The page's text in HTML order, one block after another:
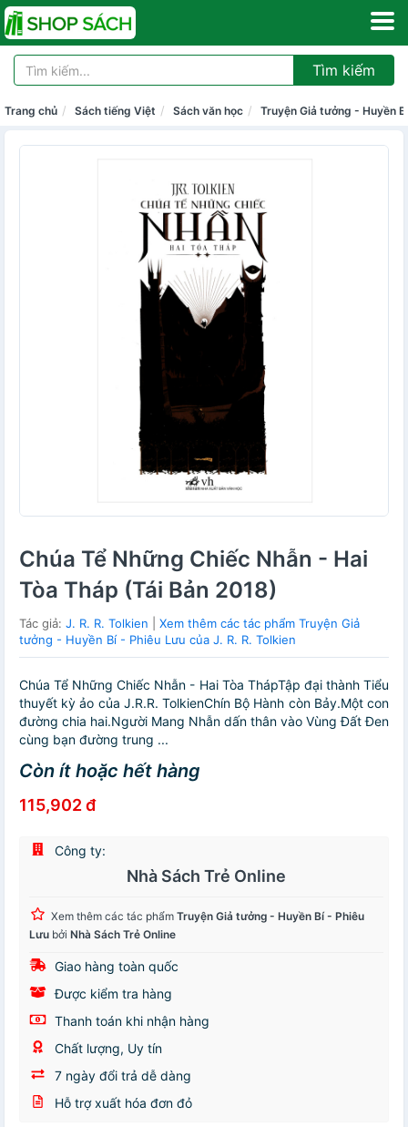
Tìm kiếm
Trang chủ Sách tiếng Việt Sách văn học Truyện Giả tưởng - Huyền
Chúa Tể Những Chiếc Nhẫn - Hai
Tòa Tháp (Tái Bản 2018)
Tác giả: J. R. R. Tolkien
Xem thêm các tác phẩm Truyện Giả
tưởng - Huyền Bí - Phiêu Lưu của J. R. R. Tolkien
Chúa Tể Những Chiếc Nhẫn - Hai Tòa ThápTập đại thành Tiểu
thuyết kỳ ảo của J.R.R. TolkienChín Bộ Hành còn Bảy.Một con
đường chia hai.Người Mang Nhẫn dấn thân vào Vùng Đất Đen
cùng bạn đường trung ...
Còn ít hoặc hết hàng
115,902 đ
Công ty:
Nhà Sách Trẻ Online
Xem thêm các tác phẩm Truyện Giả tưởng - Huyền Bí - Phiêu
Lưu bởi Nhà Sách Trẻ Online
Giao hàng toàn quốc
Được kiểm tra hàng
Thanh toán khi nhận hàng
Chất lượng, Uy tín
7 ngày đổi trả dễ dàng
Hỗ trợ xuất hóa đơn đỏ